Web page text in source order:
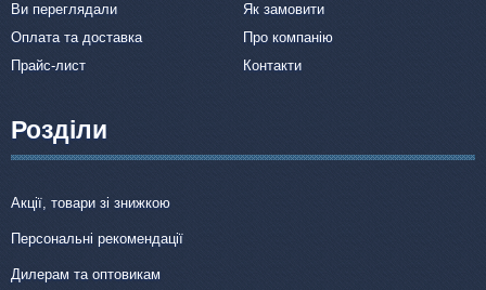
Ви переглядали
Як замовити
Оплата та доставка
Про компанію
Прайс-лист
Контакти
Розділи
Акції, товари зі знижкою
Персональні рекомендації
Дилерам та оптовикам